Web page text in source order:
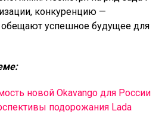
конкуренцию —
успешное будущее для
новой Okavango для России
подорожания Lada